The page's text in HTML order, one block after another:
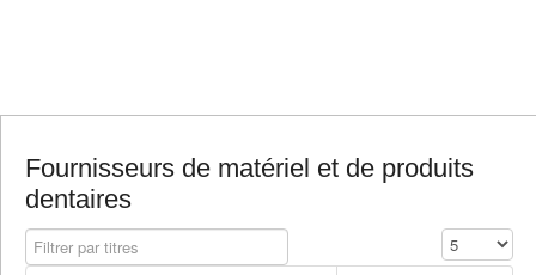
Fournisseurs de matériel et de produits
dentaires
Filtrer par titres Affichage #